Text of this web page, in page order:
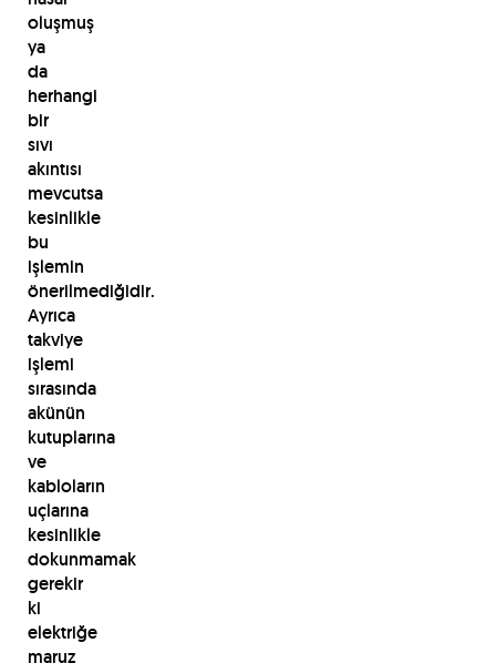
oluşmuş
ya
da
herhangi
bir
sıvı
akıntısı
mevcutsa
kesinlikle
bu
işlemin
önerilmediğidir.
Ayrıca
takviye
işlemi
sırasında
akünün
kutuplarına
ve
kabloların
uçlarına
kesinlikle
dokunmamak
gerekir
ki
elektriğe
maruz